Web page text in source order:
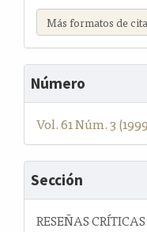
Más formatos de cita
Número
Vol. 61 Núm. 3
Sección
RESEÑAS